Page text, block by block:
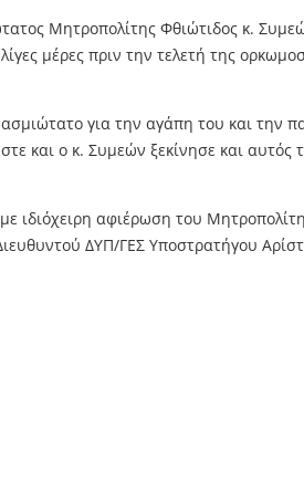
Μητροπολίτης Φθιώτιδος κ.
μέρες πριν την τελετή της
για την αγάπη του και την
ο κ. Συμεών ξεκίνησε και αυτός
ιδιόχειρη αφιέρωση του
ΔΥΠ/ΓΕΣ Υποστρατήγου